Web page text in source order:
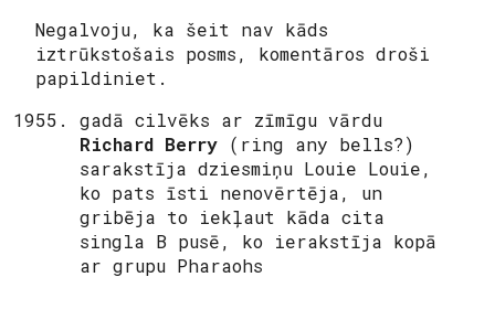
Negalvoju, ka šeit nav kāds
iztrūkstošais posms, komentāros droši
papildiniet.
gadā cilvēks ar zīmīgu vārdu
Richard Berry (ring any bells?)
sarakstīja dziesmiņu Louie Louie,
ko pats īsti nenovērtēja, un
gribēja to iekļaut kāda cita
singla B pusē, ko ierakstīja kopā
ar grupu Pharaohs